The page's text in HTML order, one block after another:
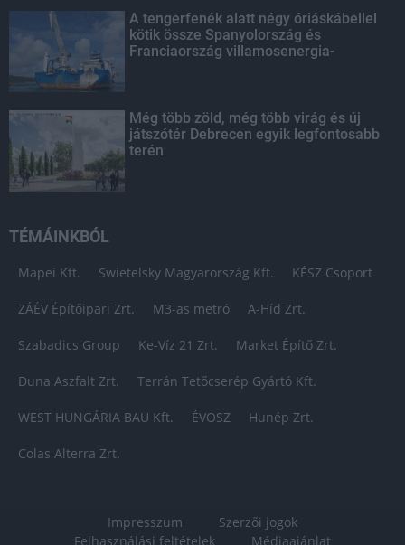
A tengerfenék alatt négy óriáskábellel
kötik össze Spanyolország és
Franciaország villamosenergia-
Még több zöld, még több virág és új
játszótér Debrecen egyik legfontosabb
terén
TÉMÁINKBÓL
Mapei Kft. Swietelsky Magyarország Kft. KÉSZ Csoport
ZÁÉV Építőipari Zrt. M3-as metró A-Híd Zrt.
Szabadics Group Ke-Víz 21 Zrt. Market Építő Zrt.
Duna Aszfalt Zrt. Terrán Tetőcserép Gyártó Kft.
WEST HUNGÁRIA BAU Kft. ÉVOSZ Hunép Zrt.
Colas Alterra Zrt.
Impresszum
Szerzői jogok
Felhasználási feltételek
Médiaajánlat